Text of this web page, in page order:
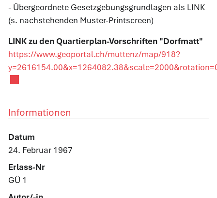
- Übergeordnete Gesetzgebungsgrundlagen als LINK
(s. nachstehenden Muster-Printscreen)
LINK zu den Quartierplan-Vorschriften "Dorfmatt"
https://www.geoportal.ch/muttenz/map/918?
Informationen
Datum
24. Februar 1967
Erlass-Nr
GÜ 1